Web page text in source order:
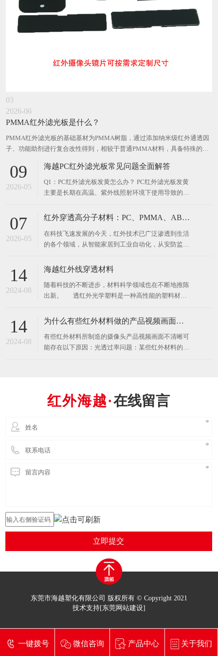
03
2026-06
PMMA红外滤光板是什么？
PMMA红外滤光板的基础基材为PMMA树脂，通过添加纳米级红外通透因
子、功能助剂进行复合改性得到，相较于普通PMMA材料，具备特殊的光
合功能助剂复合改性，兼顾光学性能与可靠性。 PMMA红外滤光板原理
09
2026-05
海越PC红外滤光板常见问题全面解答
Q1：PC红外滤光板发黄怎么办？ PC红外滤光板发黄
主要是长期在高温、紫外线照射环境下使用导致的材
可继续使用；若发黄严重导致透光率下降、可见光屏
品。添加抗UV配方的合格PC红外滤光板可在氙灯老
化1000
07
2026-05
红外穿透高分子材料：PC、PMMA、ABS等特种光学塑料的应用与技术解析
在科技飞速发展的今天，红外技术已广泛渗透到生活
的各个领域，从智能家居到工业自动化，从安防监控
的关键基础，正发挥着越来越重要的作用。其中，
ABS（丙烯腈-丁二烯-苯乙烯共聚物）等特种光学塑
料，凭借其独特的
14
2024-08
海越红外线穿透材料
​随着科技的不断进步，材料科学领域也在不断地推陈
出新。 透红外光学塑料是一种高性能的塑料材
度和光学性能。这种材料在红外成像、光学滤波器、
透红外光学塑料与普通塑料的主要
14
2024-08
为什么有些红外材料做的产品视频画面不清晰？
有些红外材料所制造的摄像头产品视频画面不清晰可
能存在以下原因：光透过率问题：某些红外材料的光
射问题。这些光学失真现象在线留言
立即提交
东莞市海越塑化有限公司 版权所有 © Copyright 2021
技术支持[东莞网站建设]
一键拨号 微信咨询 产品中心 关于我们